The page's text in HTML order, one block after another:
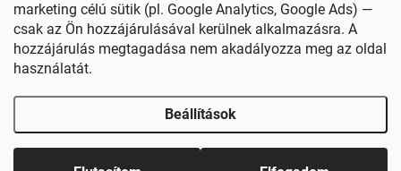
marketing célú sütik (pl. Google Analytics, Google Ads) —
csak az Ön hozzájárulásával kerülnek alkalmazásra. A
hozzájárulás megtagadása nem akadályozza meg az oldal
használatát.
Beállítások
Copyright 2026Világvarázs. Minden jog fenntartva.Süti beállítások
szerkesztése